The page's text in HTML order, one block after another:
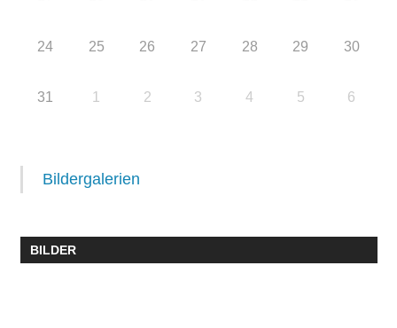
24 25 26 27 28 29 30
31 1 2 3 4 5 6
Bildergalerien
BILDER